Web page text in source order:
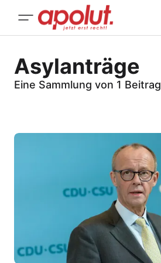
Asylanträge
Eine Sammlung von 1 Beitrag